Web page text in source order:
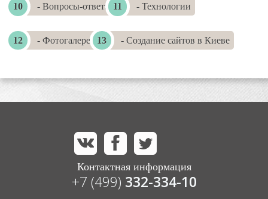
- Вопросы-ответы - Технологии
- Фотогалереи - Создание сайтов в Киеве
Контактная информация
+7 (499) 332-334-10